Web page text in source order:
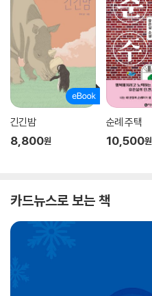
긴긴밤
8,800원
순례 주택
10,500원
카드뉴스로 보는 책